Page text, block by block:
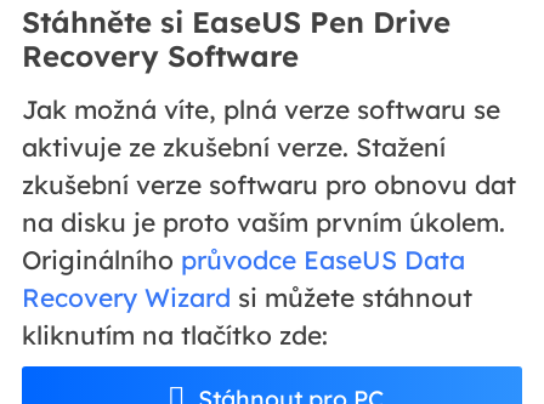
Stáhněte si EaseUS Pen Drive
Recovery Software
Jak možná víte, plná verze softwaru se
aktivuje ze zkušební verze. Stažení
zkušební verze softwaru pro obnovu dat
na disku je proto vaším prvním úkolem.
Originálního průvodce EaseUS Data
Recovery Wizard si můžete stáhnout
kliknutím na tlačítko zde: